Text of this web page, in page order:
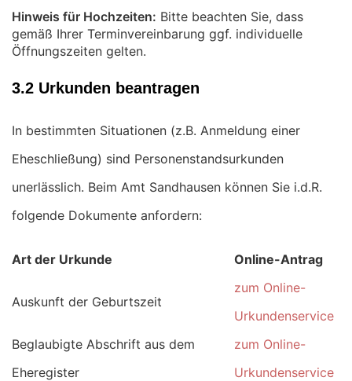
Hinweis für Hochzeiten: Bitte beachten Sie, dass
gemäß Ihrer Terminvereinbarung ggf. individuelle
Öffnungszeiten gelten.
3.2 Urkunden beantragen
In bestimmten Situationen (z.B. Anmeldung einer
Eheschließung) sind Personenstandsurkunden
unerlässlich. Beim Amt Sandhausen können Sie i.d.R.
folgende Dokumente anfordern:
Art der Urkunde Online-Antrag
Auskunft der Geburtszeit
zum Online-
Urkundenservice
Beglaubigte Abschrift aus dem
Eheregister
zum Online-
Urkundenservice